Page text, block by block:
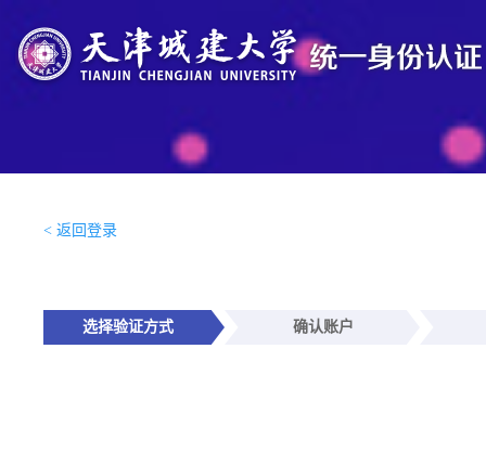
< 返回登录
选择验证方式 确认账户